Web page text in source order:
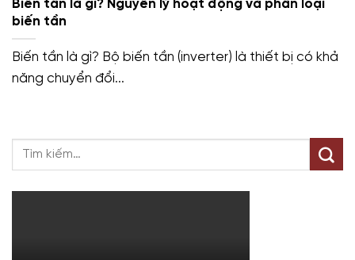
Biến tần là gì? Nguyên lý hoạt động và phân loại
biến tần
Biến tần là gì? Bộ biến tần (inverter) là thiết bị có khả
năng chuyển đổi...